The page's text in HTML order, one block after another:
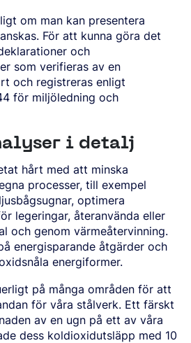
om man kan presentera
För att kunna göra det
och
som verifieras av en
och registreras enligt
för miljöledning och
i detalj
hårt med att minska
processer, till exempel
optimera
legeringar, återanvända eller
och genom värmeåtervinning.
energisparande åtgärder och
energiformer.
på många områden för att
för våra stålverk. Ett färskt
av en ugn på ett av våra
dess koldioxidutsläpp med 10